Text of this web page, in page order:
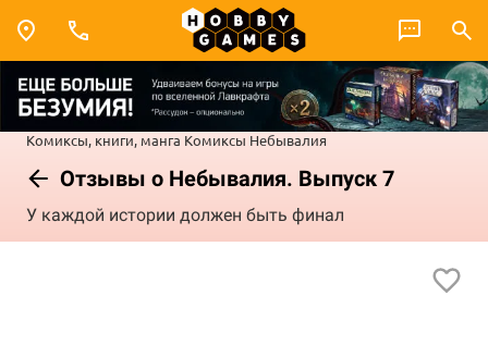
Комиксы, книги, манга Комиксы Небывалия
Отзывы о Небывалия. Выпуск 7
У каждой истории должен быть финал